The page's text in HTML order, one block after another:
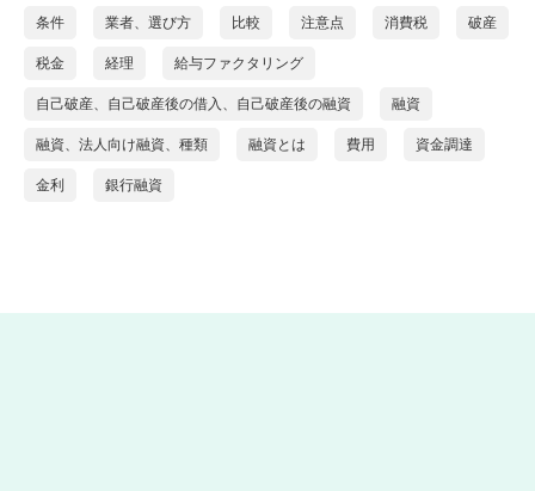
条件 業者、選び方 比較 注意点 消費税 破産
税金 経理 給与ファクタリング
自己破産、自己破産後の借入、自己破産後の融資 融資
融資、法人向け融資、種類 融資とは 費用 資金調達
金利 銀行融資